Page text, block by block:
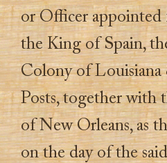
or Officer appointed
the King of Spain,
Colony of
Posts, together with
of New Orleans, as
on the day of the